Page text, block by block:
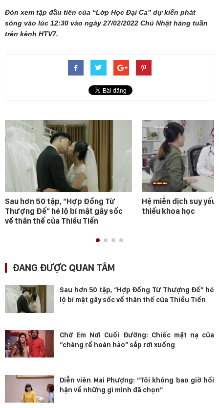
Đón xem tập đầu tiên của “Lớp Học Đại Ca” dự kiến phát
sóng vào lúc 12:30 vào ngày 27/02/2022 Chủ Nhật hàng tuần
trên kênh HTV7.
Sau hơn 50 tập, “Hợp Đồng Từ
Thượng Đế” hé lộ bí mật gây sốc
về thân thế của Thiều Tiến
Hệ miễn dịch suy
thiếu khoa học
ĐANG ĐƯỢC QUAN TÂM
Sau hơn 50 tập, “Hợp Đồng Từ Thượng Đế” hé
lộ bí mật gây sốc về thân thế của Thiều Tiến
Chờ Em Nơi Cuối Đường: Chiếc mặt nạ của
“chàng rể hoàn hảo” sắp rơi xuống
Diễn viên Mai Phượng: “Tôi không bao giờ hối
hận về những gì mình đã chọn”